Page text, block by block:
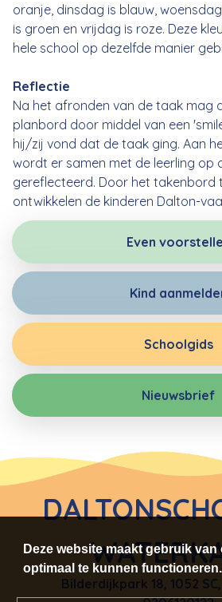
oranje, dinsdag is blauw,
is groen en vrijdag is roze. Deze
hele school op dezelfde manier
Reflectie
Na het afronden van de taak mag
planbord door middel van een
hij/zij vond dat de taak ging. Aan
wordt er samen met de leerling op
gereflecteerd. Door het takenbord
ontwikkelen de kinderen Dalton-
Even
Kind
Schoolgids
Nieuwsbrief
Bilderdijkpark 18, 1052
Deze website maakt gebruik
optimaal te kunnen functioneren.